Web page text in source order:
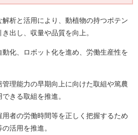
析と活用により、動植物の持つポテン
出し、収量や品質を向上。
動化、ロボット化を進め、労働生産性を
管理能力の早期向上に向けた取組や篤農
きる取組を推進。
者の労働時間等を正しく把握するため
活用を推進。